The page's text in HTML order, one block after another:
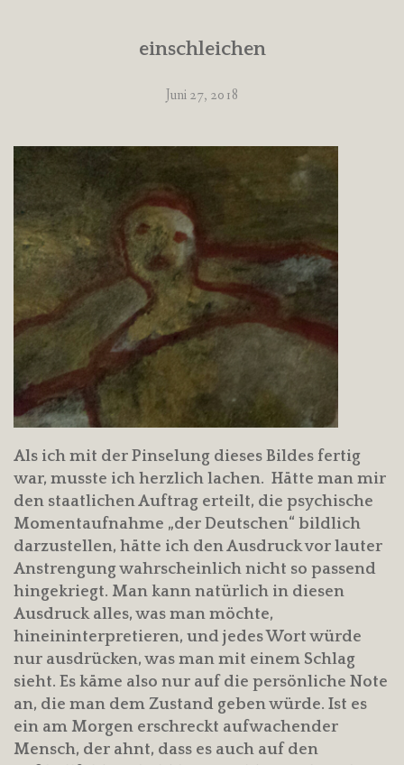
einschleichen
Juni 27, 2018
Als ich mit der Pinselung dieses Bildes fertig
war, musste ich herzlich lachen. Hätte man mir
den staatlichen Auftrag erteilt, die psychische
Momentaufnahme „der Deutschen“ bildlich
darzustellen, hätte ich den Ausdruck vor lauter
Anstrengung wahrscheinlich nicht so passend
hingekriegt. Man kann natürlich in diesen
Ausdruck alles, was man möchte,
hineininterpretieren, und jedes Wort würde
nur ausdrücken, was man mit einem Schlag
sieht. Es käme also nur auf die persönliche Note
an, die man dem Zustand geben würde. Ist es
ein am Morgen erschreckt aufwachender
Mensch, der ahnt, dass es auch auf den